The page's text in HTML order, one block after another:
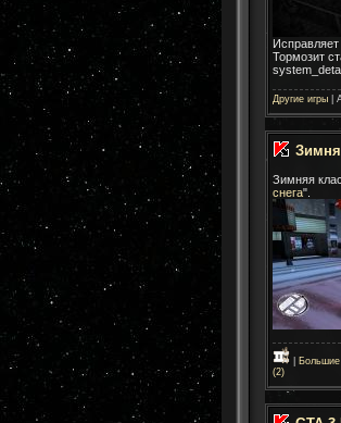
Исправляет
Тормозит
Другие игры |
Зимняя
снега".
Большие
(2)